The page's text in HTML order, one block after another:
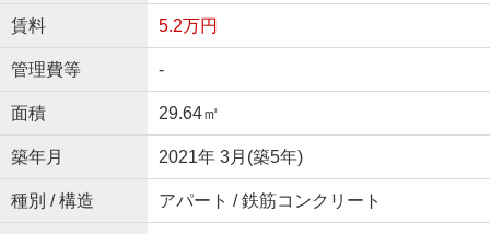
賃料 5.2万円
管理費等 -
面積 29.64㎡
築年月 2021年 3月(築5年)
種別 / 構造 アパート / 鉄筋コンクリート